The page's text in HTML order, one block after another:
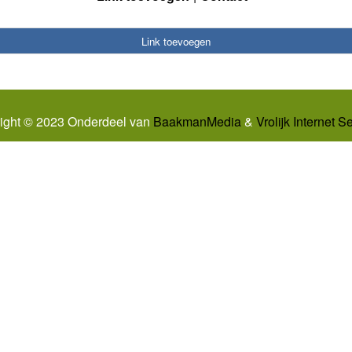
Link toevoegen
© 2023 Onderdeel van BaakmanMedia& Vrolijk Internet